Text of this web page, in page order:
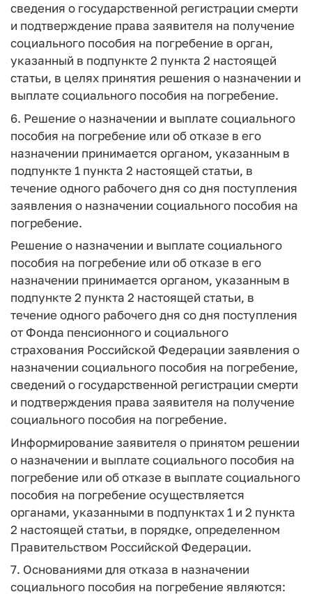
сведения о государственной регистрации смерти
и подтверждение права заявителя на получение
социального пособия на погребение в орган,
указанный в подпункте 2 пункта 2 настоящей
статьи, в целях принятия решения о назначении и
выплате социального пособия на погребение.
6. Решение о назначении и выплате социального
пособия на погребение или об отказе в его
назначении принимается органом, указанным в
подпункте 1 пункта 2 настоящей статьи, в
течение одного рабочего дня со дня поступления
заявления о назначении социального пособия на
погребение.
Решение о назначении и выплате социального
пособия на погребение или об отказе в его
назначении принимается органом, указанным в
подпункте 2 пункта 2 настоящей статьи, в
течение одного рабочего дня со дня поступления
от Фонда пенсионного и социального
страхования Российской Федерации заявления о
назначении социального пособия на погребение,
сведений о государственной регистрации смерти
и подтверждения права заявителя на получение
социального пособия на погребение.
Информирование заявителя о принятом решении
о назначении и выплате социального пособия на
погребение или об отказе в выплате социального
пособия на погребение осуществляется
органами, указанными в подпунктах 1 и 2 пункта
2 настоящей статьи, в порядке, определенном
Правительством Российской Федерации.
7. Основаниями для отказа в назначении
социального пособия на погребение являются: